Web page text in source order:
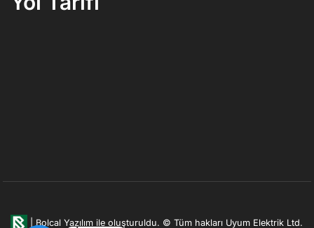
Bolcal Yazılım ile oluşturuldu. © Tüm hakları Uyum Elektrik Ltd.